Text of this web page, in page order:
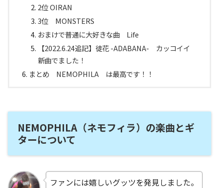
2位 OIRAN
3位 MONSTERS
おまけで普通に大好きな曲 Life
【2022.6.24追記】徒花 -ADABANA- カッコイイ
新曲でました！
まとめ NEMOPHILA は最高です！！
NEMOPHILA（ネモフィラ）の楽曲とギ
ターについて
ファンには嬉しいグッツを発見しました。